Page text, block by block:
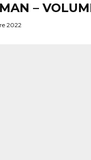
–
2022